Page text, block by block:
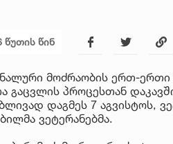
წუთის წინ
მოძრაობის ერთ-
გაცვლის პროცესთან
დაგმეს 7 აგვისტოს,
ვეტერანებმა.